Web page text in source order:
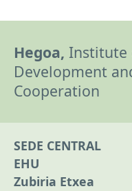
Hegoa, Institute
Development
Cooperation
SEDE CENTRAL
EHU
Zubiria Etxea